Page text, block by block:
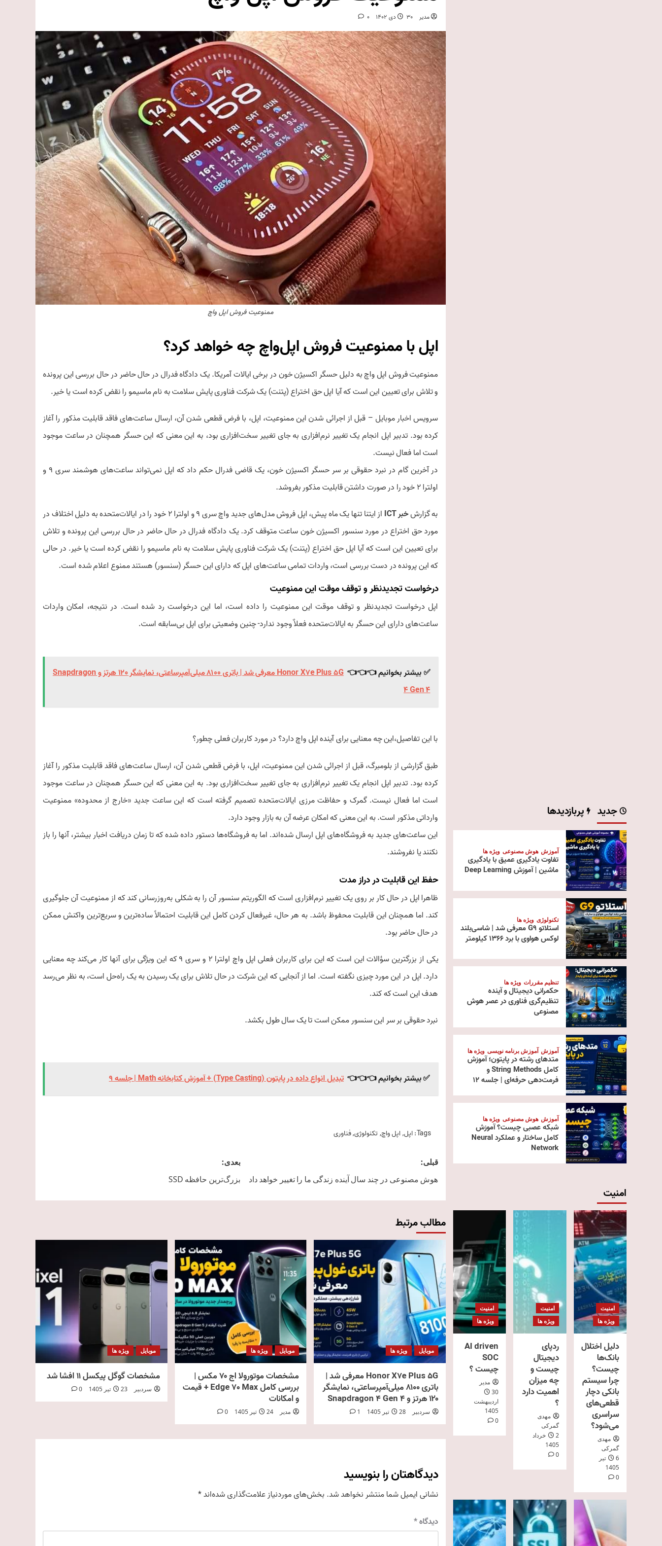
مدیر 30 دی 1402 0
ممنوعیت فروش اپل واچ
اپل با ممنوعیت فروش اپل‌واچ چه خواهد کرد؟
ممنوعیت فروش اپل واچ به دلیل حسگر اکسیژن خون در برخی ایالات آمریکا. یک دادگاه فدرال در حال حاضر در حال بررسی این پرونده
و تلاش برای تعیین این است که آیا اپل حق اختراع (پتنت) یک شرکت فناوری پایش سلامت به نام ماسیمو را نقض کرده است یا خیر.
سرویساخبار موبایل – قبل از اجرائی شدن این ممنوعیت، اپل، با فرض قطعی شدن آن، ارسال ساعت‌های فاقد قابلیت مذکور را آغاز
کرده بود. تدبیر اپل انجام یک تغییر نرم‌افزاری به جای تغییر سخت‌افزاری بود، به این معنی که این حسگر همچنان در ساعت موجود
است اما فعال نیست.
در آخرین گام در نبرد حقوقی بر سر حسگر اکسیژن خون، یک قاضی فدرال حکم داد که اپل نمی‌تواند ساعت‌های هوشمند سری 9 و
اولترا 2 خود را در صورت داشتن قابلیت مذکور بفروشد.
به گزارشخبر ICT ازایتنا
تنها یک ماه پیش، اپل فروش مدل‌های جدید واچ سری 9 و اولترا 2 خود را در ایالات‌متحده به دلیل اختلاف در
مورد حق اختراع در مورد سنسور اکسیژن خون ساعت متوقف کرد. یک دادگاه فدرال در حال حاضر در حال بررسی این پرونده و تلاش
برای تعیین این است که آیا اپل حق اختراع (پتنت) یک شرکت فناوری پایش سلامت به نام ماسیمو را نقض کرده است یا خیر. در حالی
که این پرونده در دست بررسی است، واردات تمامی ساعت‌های اپل که دارای این حسگر (سنسور) هستند ممنوع اعلام شده است.
درخواست تجدیدنظر و توقف موقت این ممنوعیت
اپل درخواست تجدیدنظر و توقف موقت این ممنوعیت را داده است، اما این درخواست رد شده است. در نتیجه، امکان واردات
ساعت‌های دارای این حسگر به ایالات‌متحده فعلاٌ وجود ندارد- چنین وضعیتی برای اپل بی‌سابقه است.
✅ بیشتر بخوانیم 👈👈👈
Honor X7e Plus 5G معرفی شد | باتری ۸۱۰۰ میلی‌آمپرساعتی، نمایشگر ۱۲۰ هرتز و Snapdragon
4 Gen 4
با این تفاصیل،این چه معنایی برای آینده اپل واچ دارد؟ در مورد کاربران فعلی چطور؟
طبق گزارشی از بلومبرگ، قبل از اجرائی شدن این ممنوعیت، اپل، با فرض قطعی شدن آن، ارسال ساعت‌های فاقد قابلیت مذکور را آغاز
کرده بود. تدبیر اپل انجام یک تغییر نرم‌افزاری به جای تغییر سخت‌افزاری بود. به این معنی که این حسگر همچنان در ساعت موجود
است اما فعال نیست. گمرک و حفاظت مرزی ایالات‌متحده تصمیم گرفته است که این ساعت جدید «خارج از محدوده» ممنوعیت
وارداتی مذکور است. به این معنی که امکان عرضه آن به بازار وجود دارد.
این ساعت‌های جدید به فروشگاه‌های اپل ارسال شده‌اند. اما به فروشگاه‌ها دستور داده شده که تا زمان دریافت اخبار بیشتر، آنها را باز
نکنند یا نفروشند.
حفظ این قابلیت در دراز مدت
ظاهرا اپل در حال کار بر روی یک تغییر نرم‌افزاری است که الگوریتم سنسور آن را به شکلی به‌روزرسانی کند که از ممنوعیت آن جلوگیری
کند. اما همچنان این قابلیت محفوظ باشد. به هر حال، غیرفعال کردن کامل این قابلیت احتمالاً ساده‌ترین و سریع‌ترین واکنش ممکن
در حال حاضر بود.
یکی از بزرگترین سؤالات این است که این برای کاربران فعلی اپل واچ اولترا 2 و سری 9 که این ویژگی برای آنها کار می‌کند چه معنایی
دارد. اپل در این مورد چیزی نگفته است. اما از آنجایی که این شرکت در حال تلاش برای یک رسیدن به یک راه‌حل است، به نظر می‌رسد
هدف این است که کند.
نبرد حقوقی بر سر این سنسور ممکن است تا یک سال طول بکشد.
✅ بیشتر بخوانیم 👈👈👈 تبدیل انواع داده در پایتون (Type Casting) + آموزش کتابخانه Math | جلسه ۹
Tags: اپل,اپل واچ, تکنولوژی,فناوری
Post
navigation
قبلی:
هوش مصنوعی در چند سال آینده زندگی ما را تغییر خواهد داد
بعدی:
بزرگ‌ترین حافظه SSD
مطالب مرتبط
موبایل ویژه ها
Honor X7e Plus 5G معرفی شد |
باتری ۸۱۰۰ میلی‌آمپرساعتی، نمایشگر
۱۲۰ هرتز و Snapdragon 4 Gen 4
سردبیر 28 تیر 1405 1
موبایل ویژه ها
مشخصات موتورولا اج ۷۰ مکس |
بررسی کامل Edge 70 Max + قیمت
و امکانات
مدیر 24 تیر 1405 0
موبایل ویژه ها
مشخصات گوگل پیکسل ۱۱ افشا شد
سردبیر 23 تیر 1405 0
دیدگاهتان را بنویسید
نشانی ایمیل شما منتشر نخواهد شد. بخش‌های موردنیاز علامت‌گذاری شده‌اند*
دیدگاه*
جدید پربازدیدها
آموزش هوش مصنوعی ویژه ها
تفاوت یادگیری عمیق با یادگیری
ماشین | آموزش Deep Learning
تکنولوژی ویژه ها
استلاتو G9 معرفی شد | شاسی‌بلند
لوکس هواوی با برد ۱۳۶۶ کیلومتر
تنظیم مقررات ویژه ها
حکمرانی دیجیتال و آینده
تنظیم‌گری فناوری در عصر هوش
مصنوعی
آموزش آموزش برنامه نویسی ویژه ها
متدهای رشته در پایتون؛ آموزش
کامل String Methods و
فرمت‌دهی حرفه‌ای | جلسه ۱۲
آموزش هوش مصنوعی ویژه ها
شبکه عصبی چیست؟ آموزش
کامل ساختار و عملکرد Neural
Network
امنیت
امنیت
ویژه ها
دلیل اختلال
بانک‌ها
چیست؟
چرا سیستم
بانکی دچار
قطعی‌های
سراسری
می‌شود؟
مهدی
گمرکی
6 تیر
1405
0
امنیت
ویژه ها
ردپای
دیجیتال
چیست و
چه میزان
اهمیت دارد
؟
مهدی
گمرکی
2 خرداد
1405
0
امنیت
ویژه ها
AI driven
SOC
چیست ؟
مدیر
30
اردیبهشت
1405
0